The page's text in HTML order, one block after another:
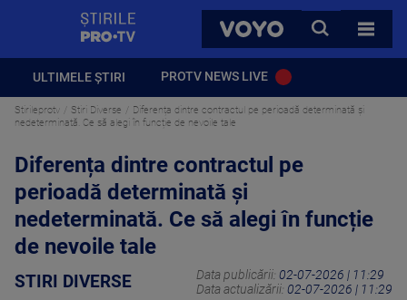
VOYO
CAUTA
TOATE
ULTIMELE ȘTIRI PROTV NEWS LIVE
Stirileprotv Stiri Diverse
Diferența dintre contractul pe perioadă determinată și
nedeterminată. Ce să alegi în funcție de nevoile tale
Diferența dintre contractul pe
perioadă determinată și
nedeterminată. Ce să alegi în funcție
de nevoile tale
STIRI DIVERSE Data publicării: 02-07-2026 | 11:29
Data actualizării: 02-07-2026 | 11:29